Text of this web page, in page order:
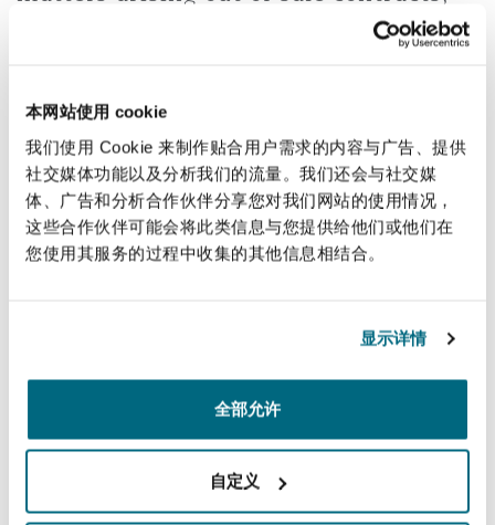
本网站使用 cookie
我们使用 Cookie 来制作贴合用户需求的内容与广告、提供
社交媒体功能以及分析我们的流量。我们还会与社交媒
体、广告和分析合作伙伴分享您对我们网站的使用情况，
这些合作伙伴可能会将此类信息与您提供给他们或他们在
您使用其服务的过程中收集的其他信息相结合。
显示详情
全部允许
自定义
Regulatory
Satellite & Space
Marine
Property
尼
泽西
兹
shipbuilding contracts, charterparties
and bills of lading, as well as on a wide
logistics agreements. He also regularly
advises on regulatory issues
concerning the international transport
of goods.
伦敦，圣伯托尔夫大厦
+44 (0) 20 7876 5000